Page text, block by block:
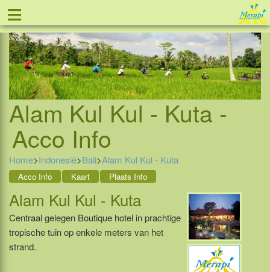
≡ Tel: 088 - 81 11 999
Alam Kul Kul - Kuta -
Acco Info
Home>Indonesië>Bali>Alam Kul Kul - Kuta
Acco Info Kaart Plaats Info
Alam Kul Kul - Kuta
Centraal gelegen Boutique hotel in prachtige
tropische tuin op enkele meters van het
strand.